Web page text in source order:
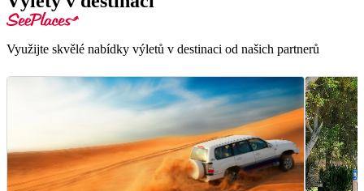
Využijte skvělé nabídky výletů v destinaci od našich partnerů